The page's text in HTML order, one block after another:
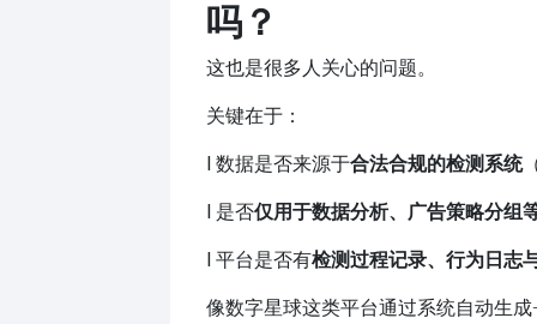
吗？
这也是很多人关心的问题。
关键在于：
l 数据是否来源于合法合规的检测系统
l 是否仅用于数据分析、广告策略分组
l 平台是否有检测过程记录、行为日志
像数字星球这类平台通过系统自动生成